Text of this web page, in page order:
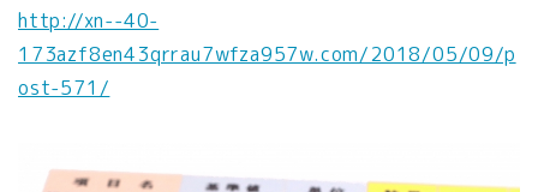
http://xn--40-
173azf8en43qrrau7wfza957w.com/2018/05/09/p
ost-571/